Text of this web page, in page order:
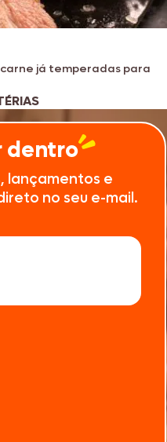
carne já temperadas para
dentro
lançamentos e
no seu e-mail.